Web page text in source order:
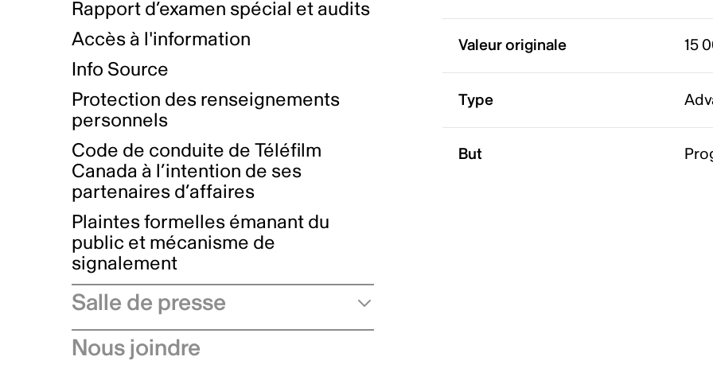
Rapport d’examen spécial et audits
Accès à l'information
Info Source
Protection des renseignements
personnels
Code de conduite de Téléfilm
Canada à l’intention de ses
partenaires d’affaires
Plaintes formelles émanant du
public et mécanisme de
signalement
Salle de presse
Communiqués de presse
Nous joindre
Valeur originale 15
Type
But